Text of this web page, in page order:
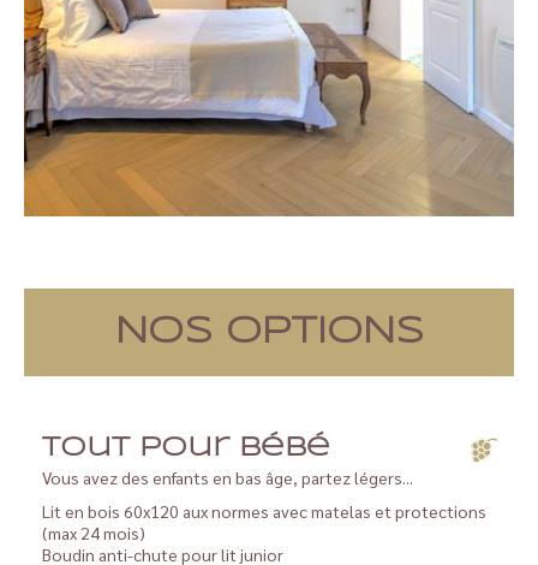
NOS OPTIONS
Tout pour bébé
Vous avez des enfants en bas âge, partez légers...
Lit en bois 60x120 aux normes avec matelas et protections
(max 24 mois)
Boudin anti-chute pour lit junior